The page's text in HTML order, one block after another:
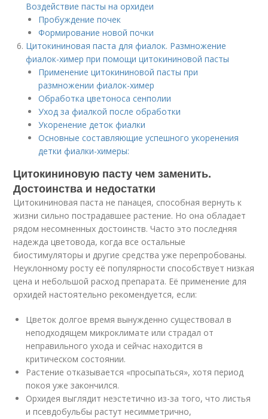
Воздействие пасты на орхидеи
Пробуждение почек
Формирование новой почки
Цитокининовая паста для фиалок. Размножение
фиалок-химер при помощи цитокининовой пасты
Применение цитокининовой пасты при
размножении фиалок-химер
Обработка цветоноса сенполии
Уход за фиалкой после обработки
Укоренение деток фиалки
Основные составляющие успешного укоренения
детки фиалки-химеры:
Цитокининовую пасту чем заменить.
Достоинства и недостатки
Цитокининовая паста не панацея, способная вернуть к
жизни сильно пострадавшее растение. Но она обладает
рядом несомненных достоинств. Часто это последняя
надежда цветовода, когда все остальные
биостимуляторы и другие средства уже перепробованы.
Неуклонному росту её популярности способствует низкая
цена и небольшой расход препарата. Её применение для
орхидей настоятельно рекомендуется, если:
Цветок долгое время вынужденно существовал в
неподходящем микроклимате или страдал от
неправильного ухода и сейчас находится в
критическом состоянии.
Растение отказывается «просыпаться», хотя период
покоя уже закончился.
Орхидея выглядит неэстетично из-за того, что листья
и псевдобульбы растут несимметрично,